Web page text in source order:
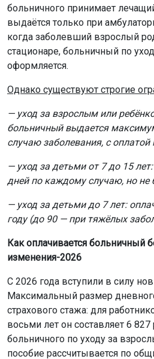
больничного принимает
выдаётся только при
когда заболевший взрослый
стационаре, больничный по
оформляется.
Однако существуют строгие
— уход за взрослым или
больничный выдается
случаю заболевания, с оплатой
— уход за детьми от 7 до 15
дней по каждому случаю, но не
— уход за детьми до 7 лет:
году (до 90 — при тяжёлых
Как оплачивается больничный
изменения-2026
С 2026 года вступили в силу
Максимальный размер
страхового стажа: для
восьми лет он составляет 6
больничного по уходу за
пособие рассчитывается по